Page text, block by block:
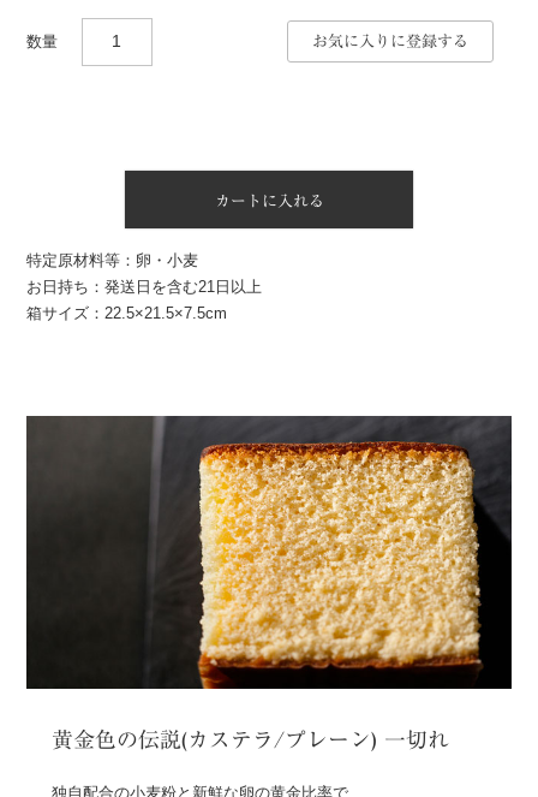
お気に入りに登録する
カートに入れる
特定原材料等：卵・小麦
お日持ち：発送日を含む21日以上
箱サイズ：22.5×21.5×7.5cm
黄金色の伝説(カステラ/プレーン) 一切れ
独自配合の小麦粉と新鮮な卵の黄金比率で